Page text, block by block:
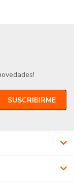
SUSCRIBIRME